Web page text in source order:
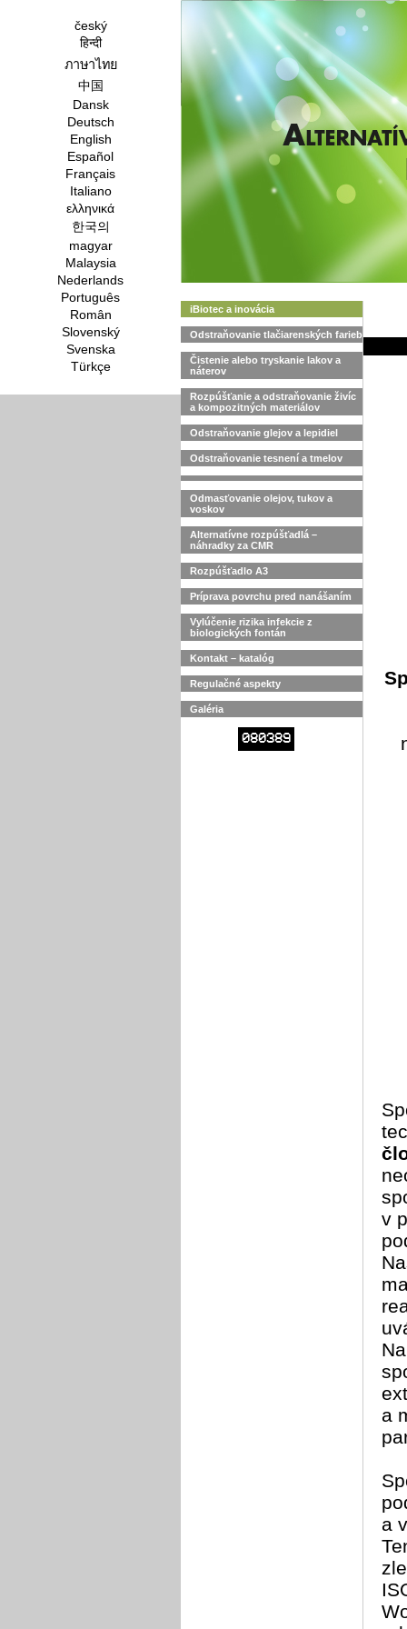
český
हिन्दी
ภาษาไทย
中国
Dansk
Deutsch
English
Español
Français
Italiano
ελληνικά
한국의
magyar
Malaysia
Nederlands
Português
Român
Slovenský
Svenska
Türkçe
iBiotec a inovácia
Odstraňovanie tlačiarenských farieb
Čistenie alebo tryskanie lakov a
náterov
Rozpúšťanie a odstraňovanie živíc
a kompozitných materiálov
Odstraňovanie glejov a lepidiel
Odstraňovanie tesnení a tmelov
Odmasťovanie olejov, tukov a
voskov
Alternatívne rozpúšťadlá –
náhradky za CMR
Rozpúšťadlo A3
Príprava povrchu pred nanášaním
Vylúčenie rizika infekcie z
biologických fontán
Kontakt – katalóg
Regulačné aspekty
Galéria
080389
v
a
a